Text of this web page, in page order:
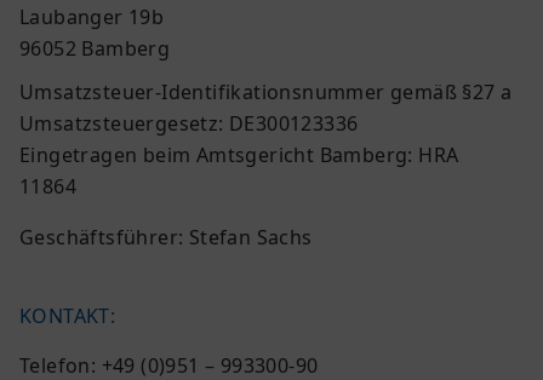
Laubanger 19b
96052 Bamberg
Umsatzsteuer-Identifikationsnummer gemäß §27 a
Umsatzsteuergesetz: DE300123336
Eingetragen beim Amtsgericht Bamberg: HRA
11864
Geschäftsführer: Stefan Sachs
KONTAKT:
Telefon: +49 (0)951 – 993300-90